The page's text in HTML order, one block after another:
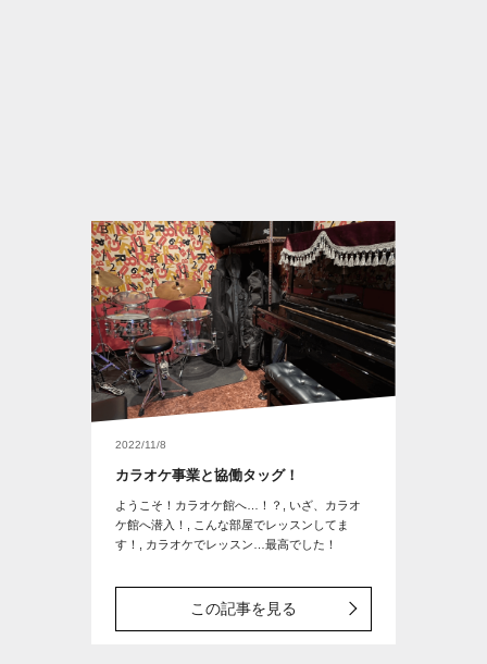
2022/11/8
カラオケ事業と協働タッグ！
ようこそ！カラオケ館へ…！？, いざ、カラオ
ケ館へ潜入！, こんな部屋でレッスンしてま
す！, カラオケでレッスン…最高でした！
この記事を見る